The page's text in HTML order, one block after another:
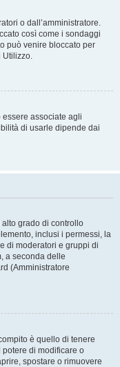
o dall’amministratore.
così come i sondaggi
può venire bloccato per
Utilizzo.
associate agli
di usarle dipende dai
grado di controllo
inclusi i permessi, la
di moderatori e gruppi di
a seconda delle
(Amministratore
è quello di tenere
di modificare o
spostare o rimuovere